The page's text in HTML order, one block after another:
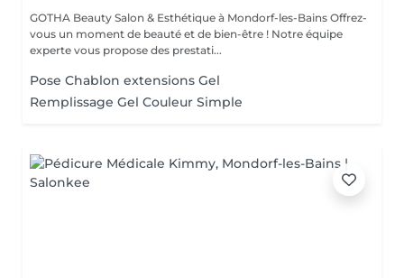
GOTHA Beauty Salon & Esthétique à Mondorf-les-Bains Offrez-
vous un moment de beauté et de bien-être ! Notre équipe
experte vous propose des prestati...
Pose Chablon extensions Gel
Remplissage Gel Couleur Simple